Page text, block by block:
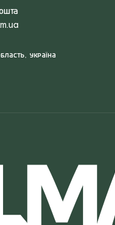
Україна